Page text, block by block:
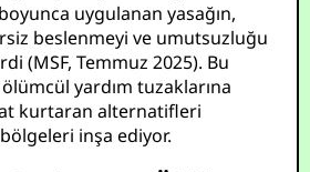
uygulanan yasağın,
beslenmeyi ve umutsuzluğu
(MSF, Temmuz 2025). Bu
yardım tuzaklarına
kurtaran alternatifleri
inşa ediyor.